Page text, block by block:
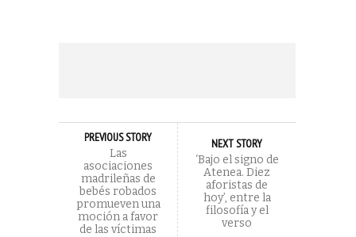
PREVIOUS STORY
Las
asociaciones
madrileñas de
bebés robados
promueven una
moción a favor
de las víctimas
NEXT STORY
‘Bajo el signo de
Atenea. Diez
aforistas de
hoy’, entre la
filosofía y el
verso